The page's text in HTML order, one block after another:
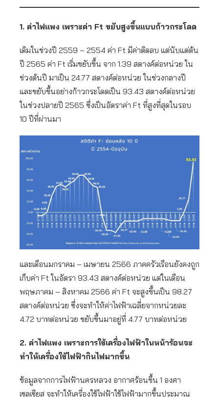
1. ค่าไฟแพง เพราะค่า Ft ขยับสูงขึ้นแบบก้าวกระโดด
เดิมในช่วงปี 2559 – 2554 ค่า Ft มีค่าติดลบ แต่นับแต่ต้น
ปี 2565 ค่า Ft เริ่มขยับขึ้น จาก 1.39 สตางค์ต่อหน่วย ใน
ช่วงต้นปี มาเป็น 24.77 สตางค์ต่อหน่วย ในช่วงกลางปี
และขยับขึ้นอย่างก้าวกระโดดเป็น 93.43 สตางค์ต่อหน่วย
ในช่วงปลายปี 2565 ซึ่งเป็นอัตราค่า Ft ที่สูงที่สุดในรอบ
10 ปีที่ผ่านมา
และเดือนมกราคม – เมษายน 2566 ภาคครัวเรือนยังคงถูก
เก็บค่า Ft ในอัตรา 93.43 สตางค์ต่อหน่วย แต่ในเดือน
พฤษภาคม – สิงหาคม 2566 ค่า Ft จะสูงขึ้นเป็น 98.27
สตางค์ต่อหน่วย ซึ่งจะทำให้ค่าไฟฟ้าเฉลี่ยจากหน่วยละ
4.72 บาทต่อหน่วย ขยับขึ้นมาอยู่ที่ 4.77 บาทต่อหน่วย
2. ค่าไฟแพง เพราะการใช้เครื่องไฟฟ้าในหน้าร้อนจะ
ทำให้เครื่องใช้ไฟฟ้ากินไฟมากขึ้น
ข้อมูลจากการไฟฟ้านครหลวง อากาศร้อนขึ้น 1 องศา
เซลเซียส จะทำให้เครื่องใช้ไฟฟ้าใช้ไฟฟ้ามากขึ้นประมาณ